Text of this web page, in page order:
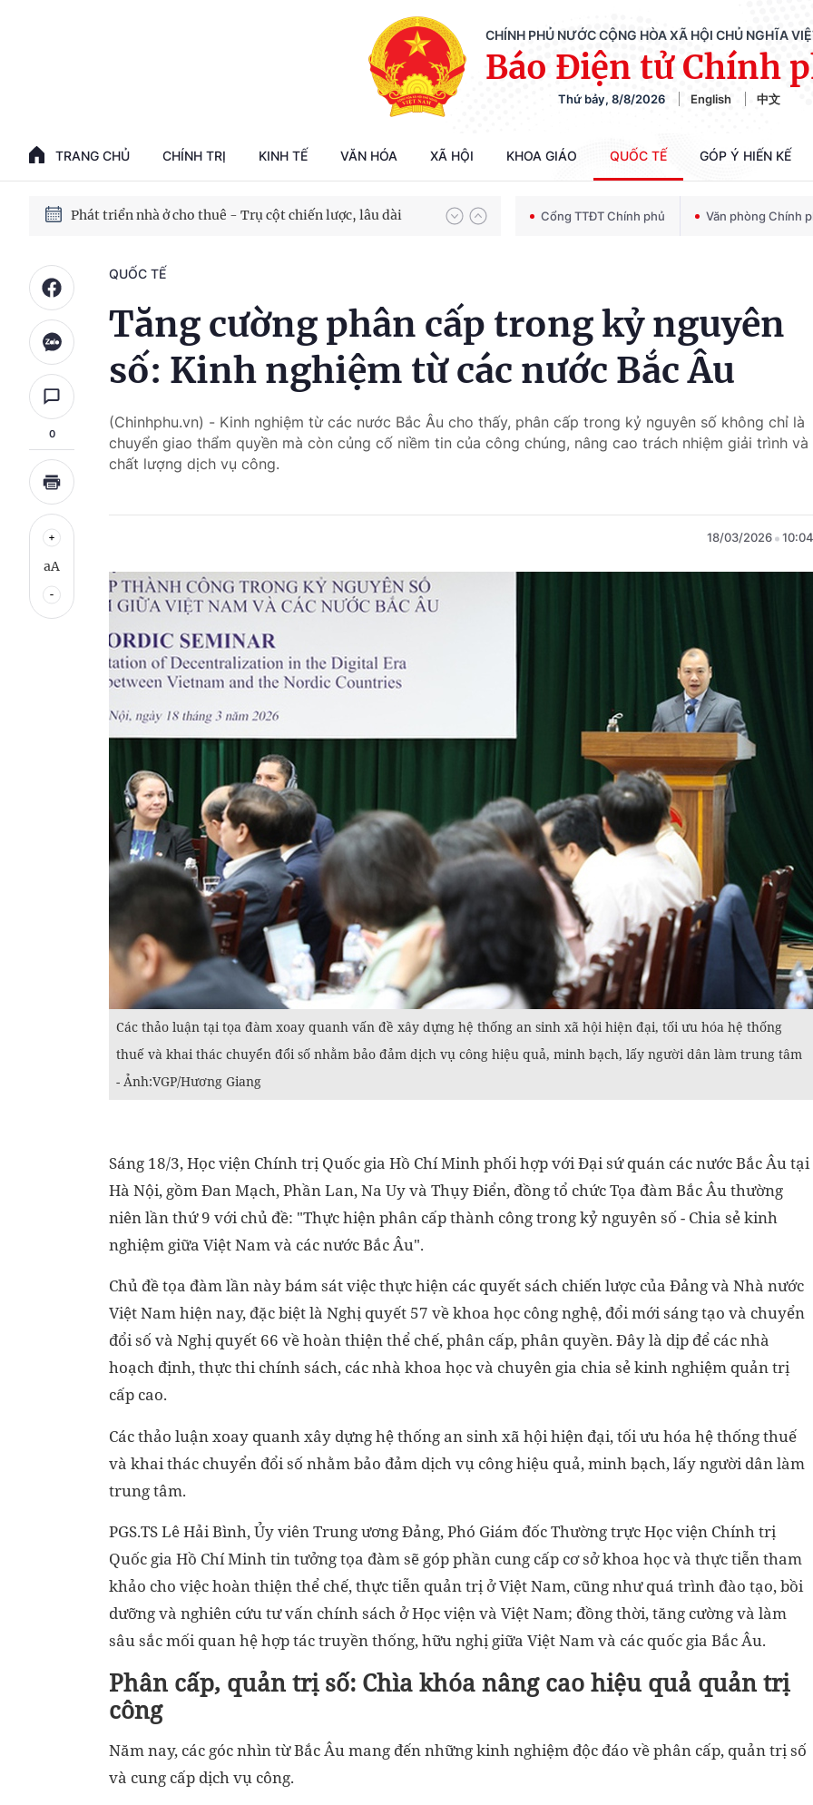
CHÍNH PHỦ NƯỚC CỘNG HÒA XÃ HỘI CHỦ NGHĨA
Báo Điện tử Chính
Thứ bảy, 8/8/2026 English 中文
TRANG CHỦ CHÍNH TRỊ KINH TẾ VĂN HÓA XÃ HỘI KHOA GIÁO QUỐC TẾ GÓP Ý HIẾN KẾ
Phát triển kinh tế nhà nước trong kỷ nguyên mới
Chiến dịch 500 ngày đêm tìm kiếm, quy tập và xác định danh tính hài cốt liệt sĩ
Bảo vệ nền tảng tư tưởng của Đảng trong kỷ nguyên phát triển mới
Phát triển nhà ở cho thuê - Trụ cột chiến lược, lâu dài Cổng TTĐT Chính phủ Văn phòng Chính
0
aA
QUỐC TẾ
Tăng cường phân cấp trong kỷ nguyên
số: Kinh nghiệm từ các nước Bắc Âu
(Chinhphu.vn) - Kinh nghiệm từ các nước Bắc Âu cho thấy, phân cấp trong kỷ nguyên số không chỉ là
chuyển giao thẩm quyền mà còn củng cố niềm tin của công chúng, nâng cao trách nhiệm giải trình và
chất lượng dịch vụ công.
18/03/2026 10:04
Các thảo luận tại tọa đàm xoay quanh vấn đề xây dựng hệ thống an sinh xã hội hiện đại, tối ưu hóa hệ thống
thuế và khai thác chuyển đổi số nhằm bảo đảm dịch vụ công hiệu quả, minh bạch, lấy người dân làm trung tâm
- Ảnh:VGP/Hương Giang
Sáng 18/3, Học viện Chính trị Quốc gia Hồ Chí Minh phối hợp với Đại sứ quán các nước Bắc Âu tại
Hà Nội, gồm Đan Mạch, Phần Lan, Na Uy và Thụy Điển, đồng tổ chức Tọa đàm Bắc Âu thường
niên lần thứ 9 với chủ đề: "Thực hiện phân cấp thành công trong kỷ nguyên số - Chia sẻ kinh
nghiệm giữa Việt Nam và các nước Bắc Âu".
Chủ đề tọa đàm lần này bám sát việc thực hiện các quyết sách chiến lược của Đảng và Nhà nước
Việt Nam hiện nay, đặc biệt là Nghị quyết 57 về khoa học công nghệ, đổi mới sáng tạo và chuyển
đổi số và Nghị quyết 66 về hoàn thiện thể chế, phân cấp, phân quyền. Đây là dịp để các nhà
hoạch định, thực thi chính sách, các nhà khoa học và chuyên gia chia sẻ kinh nghiệm quản trị
cấp cao.
Các thảo luận xoay quanh xây dựng hệ thống an sinh xã hội hiện đại, tối ưu hóa hệ thống thuế
và khai thác chuyển đổi số nhằm bảo đảm dịch vụ công hiệu quả, minh bạch, lấy người dân làm
trung tâm.
PGS.TS Lê Hải Bình, Ủy viên Trung ương Đảng, Phó Giám đốc Thường trực Học viện Chính trị
Quốc gia Hồ Chí Minh tin tưởng tọa đàm sẽ góp phần cung cấp cơ sở khoa học và thực tiễn tham
khảo cho việc hoàn thiện thể chế, thực tiễn quản trị ở Việt Nam, cũng như quá trình đào tạo, bồi
dưỡng và nghiên cứu tư vấn chính sách ở Học viện và Việt Nam; đồng thời, tăng cường và làm
sâu sắc mối quan hệ hợp tác truyền thống, hữu nghị giữa Việt Nam và các quốc gia Bắc Âu.
Phân cấp, quản trị số: Chìa khóa nâng cao hiệu quả quản trị
công
Năm nay, các góc nhìn từ Bắc Âu mang đến những kinh nghiệm độc đáo về phân cấp, quản trị số
và cung cấp dịch vụ công.